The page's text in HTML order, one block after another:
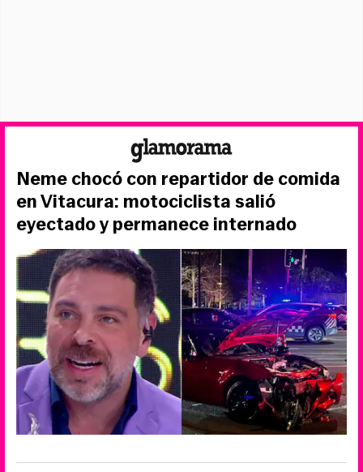
Neme chocó con repartidor de comida
en Vitacura: motociclista salió
eyectado y permanece internado